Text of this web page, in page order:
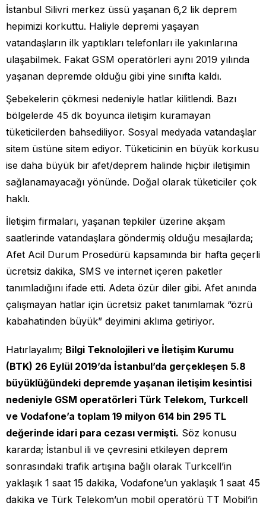
İstanbul Silivri merkez üssü yaşanan 6,2 lik deprem
hepimizi korkuttu. Haliyle depremi yaşayan
vatandaşların ilk yaptıkları telefonları ile yakınlarına
ulaşabilmek. Fakat GSM operatörleri aynı 2019 yılında
yaşanan depremde olduğu gibi yine sınıfta kaldı.
Şebekelerin çökmesi nedeniyle hatlar kilitlendi. Bazı
bölgelerde 45 dk boyunca iletişim kuramayan
tüketicilerden bahsediliyor. Sosyal medyada vatandaşlar
sitem üstüne sitem ediyor. Tüketicinin en büyük korkusu
ise daha büyük bir afet/deprem halinde hiçbir iletişimin
sağlanamayacağı yönünde. Doğal olarak tüketiciler çok
haklı.
İletişim firmaları, yaşanan tepkiler üzerine akşam
saatlerinde vatandaşlara göndermiş olduğu mesajlarda;
Afet Acil Durum Prosedürü kapsamında bir hafta geçerli
ücretsiz dakika, SMS ve internet içeren paketler
tanımladığını ifade etti. Adeta özür diler gibi. Afet anında
çalışmayan hatlar için ücretsiz paket tanımlamak “özrü
kabahatinden büyük” deyimini aklıma getiriyor.
Hatırlayalım; Bilgi Teknolojileri ve İletişim Kurumu
(BTK) 26 Eylül 2019’da İstanbul’da gerçekleşen 5.8
büyüklüğündeki depremde yaşanan iletişim kesintisi
nedeniyle GSM operatörleri Türk Telekom, Turkcell
ve Vodafone’a toplam 19 milyon 614 bin 295 TL
değerinde idari para cezası vermişti. Söz konusu
kararda; İstanbul ili ve çevresini etkileyen deprem
sonrasındaki trafik artışına bağlı olarak Turkcell’in
yaklaşık 1 saat 15 dakika, Vodafone’un yaklaşık 1 saat 45
dakika ve Türk Telekom’un mobil operatörü TT Mobil’in